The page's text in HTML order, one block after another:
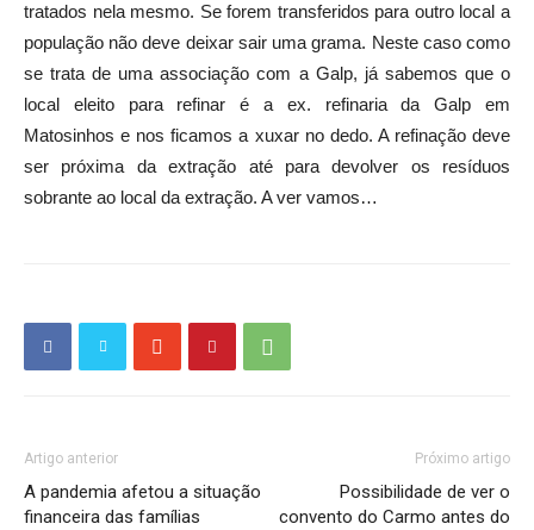
tratados nela mesmo. Se forem transferidos para outro local a
população não deve deixar sair uma grama. Neste caso como
se trata de uma associação com a Galp, já sabemos que o
local eleito para refinar é a ex. refinaria da Galp em
Matosinhos e nos ficamos a xuxar no dedo. A refinação deve
ser próxima da extração até para devolver os resíduos
sobrante ao local da extração. A ver vamos…
Artigo anterior
A pandemia afetou a situação
financeira das famílias
Próximo artigo
Possibilidade de ver o
convento do Carmo antes do